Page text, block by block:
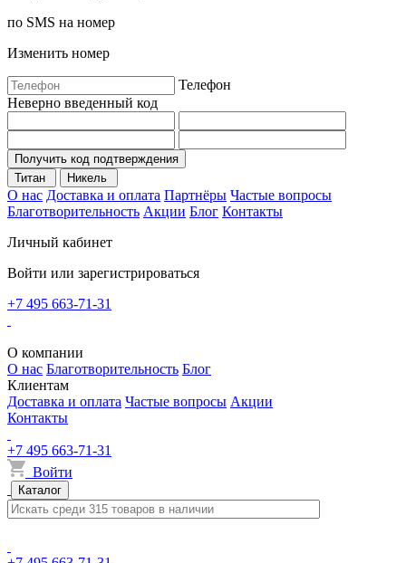
по SMS на номер
Изменить номер
Телефон
Неверно введенный код
Получить код подтверждения
Титан
Никель
О нас Доставка и оплата Партнёры Частые вопросы
Благотворительность Акции Блог Контакты
Личный кабинет
Войти или зарегистрироваться
+7 495 663-71-31
О компании
О нас Благотворительность Блог
Клиентам
Доставка и оплата Частые вопросы Акции
Контакты
+7 495 663-71-31
Войти
Каталог